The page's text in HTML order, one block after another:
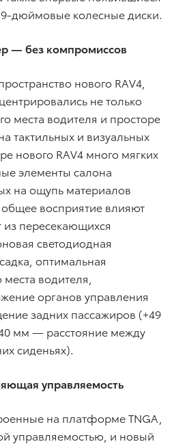
дюймовые колесные диски.
— без компромиссов
нового RAV4,
не только
места водителя и просторе
тактильных и визуальных
нового RAV4 много мягких
элементы салона
на ощупь материалов
общее восприятие влияют
пересекающихся
светодиодная
оптимальная
водителя,
органов управления
задних пассажиров (+49
мм — расстояние между
сиденьях).
управляемость
на платформе TNGA,
управляемостью, и новый